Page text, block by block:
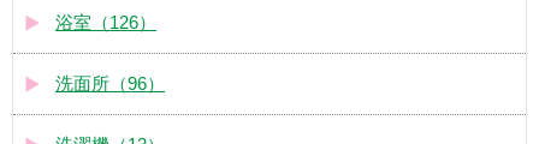
浴室（126）
洗面所（96）